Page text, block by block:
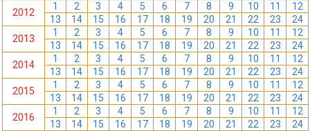
2012
1 2 3 4 5 6 7 8 9 10 11
12
13
14 15 16 17 18 19 20 21 22 23
24
2013
1 2 3 4 5 6 7 8 9 10 11
12
13
14 15 16 17 18 19 20 21 22 23
24
2014
1 2 3 4 5 6 7 8 9 10 11
12
13
14 15 16 17 18 19 20 21 22 23
24
2015
1 2 3 4 5 6 7 8 9 10 11
12
13
14 15 16 17 18 19 20 21 22 23
24
2016
1 2 3 4 5 6 7 8 9 10 11
12
13
14 15 16 17 18 19 20 21 22 23
24